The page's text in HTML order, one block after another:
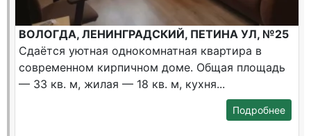
ВОЛОГДА, ЛЕНИНГРАДСКИЙ, ПЕТИНА УЛ, №25
Сдаётся уютная однокомнатная квартира в
современном кирпичном доме. Общая площадь
— 33 кв. м, жилая — 18 кв. м, кухня...
Подробнее